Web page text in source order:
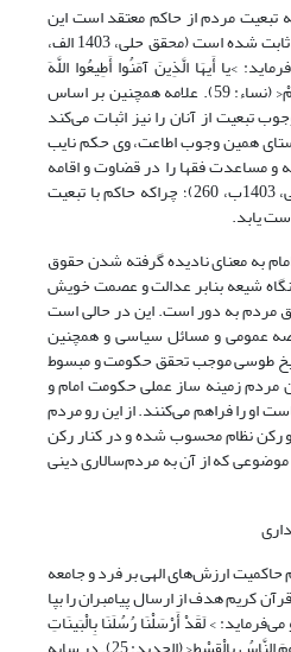
تبعیت مردم از حاکم معتقد است این
تبعیت از پیامبر طبق نص قرآنی ثابت شده است (محقق حلی، 1403 الف،
>یا أَیهَا الَّذِینَ آمَنُوا أَطِیعُوا اللَّهَ
وَأَطِیعُوا الرَّسُولَ وَأُولِی الْأَمْرِ مِنْکُمْ< (نساء: 59). علامه همچنین بر اساس
تبعیت از آنان را نیز اثبات می‌کند
222). در راستای همین وجوب اطاعت، وی حکم نایب
و مساعدت فقها را در قضاوت و اقامه
حدود واجب می‌داند (محقق حلی، 1403ب، 260)؛ چراکه حاکم با تبعیت
یابد.
به معنای نادیده گرفته شدن حقوق
نگاه شیعه بنابر عدالت و عصمت خویش
مردم به دور است. این در حالی است
عمومی و مسائل سیاسی و همچنین
طوسی موجب تحقق حکومت و مبسوط
مردم زمینه ساز عملی حکومت امام و
او را فراهم می‌کنند. از این رو مردم
رکن نظام محسوب شده و در کنار رکن
که از آن به مردم‌سالاری دینی
ارزش‌های الهی بر فرد و جامعه
کریم هدف از ارسال پیامبران را بپا
> لَقَدْ أَرْسَلْنَا رُسُلَنَا بِالْبَینَاتِ